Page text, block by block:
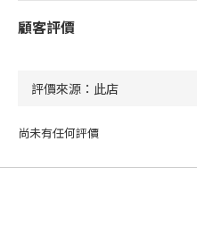
顧客評價
尚未有任何評價